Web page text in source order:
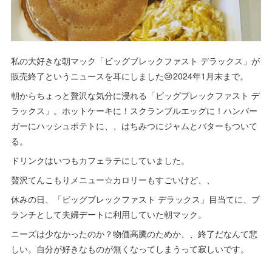
私の大好きな朝マック「ビッグブレックファスト デラックス」が
販売終了というニュースを耳にしました😢2024年1月末まで。
朝からちょっと贅沢な気分に浸れる「ビッグブレックファスト デ
ラックス」。ホットケーキに！スクランブルエッグに！ハンバー
ガーにハッシュポテトに、、はちみつにジャムとバターもついて
る。
ドリンクはいつもカフェラテにしていました。
贅沢てんこもりメニュー☆カロリーもすごいけど、、
休みの日、「ビッグブレックファスト デラックス」目当てに、ブ
ランチとして夫婦デートに利用していた朝マック。
ニーズは少なかったのか？物価高騰のためか、、終了だなんて悲
しい。自分が好きなものが無くなってしまうって寂しいです。